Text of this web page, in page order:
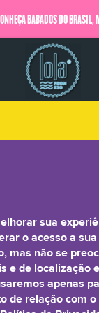
BABADOS DO
QUERO SABER MAIS
Cintos a
Leave In
Se você
sua
o acesso a sua
mas não se
e de localização
apenas
de relação com